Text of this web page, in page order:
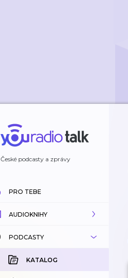
České podcasty a zprávy
PRO TEBE
AUDIOKNIHY
KATALOG
KOUPENÉ
PODCASTY
KATALOG